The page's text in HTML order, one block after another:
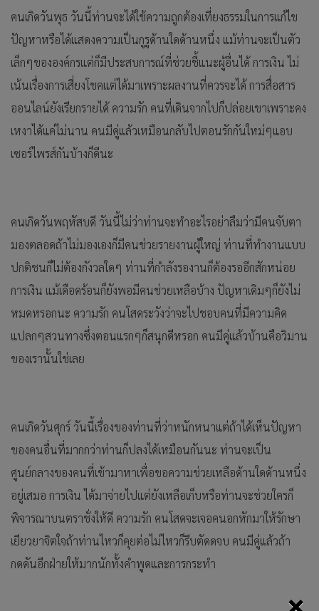
คนเกิดวันพุธ วันนี้ท่านจะได้ใช้ความถูกต้องเที่ยงธรรมในการแก้ไข
ปัญหาหรือได้แสดงความเป็นกูรูด้านใดด้านหนึ่ง แม้ท่านจะเป็นตัว
เล็กๆขององค์กรแต่ก็มีประสบการณ์ที่ช่วยชี้แนะผู้อื่นได้ การเงิน ไม่
เน้นเรื่องการเสี่ยงโชคแต่ได้มาเพราะผลงานที่ควรจะได้ การสื่อสาร
ออนไลน์ยังเรียกรายได้ ความรัก คนที่เดินจากไปก็ปล่อยเขาเพราะคง
เหงาได้แค่ไม่นาน คนมีคู่แล้วเหมือนกลับไปตอนรักกันใหม่ๆแอบ
เซอร์ไพรส์กันบ้างก็ดีนะ
คนเกิดวันพฤหัสบดี วันนี้ไม่ว่าท่านจะทำอะไรอย่าลืมว่ามีคนจับตา
มองตลอดถ้าไม่มองเองก็มีคนช่วยรายงานผู้ใหญ่ ท่านที่ทำงานแบบ
ปกติชนก็ไม่ต้องกังวลใดๆ ท่านที่กำลังรองานก็ต้องรออีกสักหน่อย
การเงิน แม้เดือดร้อนก็ยังพอมีคนช่วยเหลือบ้าง ปัญหาเดิมๆก็ยังไม่
หมดหรอกนะ ความรัก คนโสดระวังว่าจะไปชอบคนที่มีความคิด
แปลกๆสวนทางซึ่งตอนแรกๆก็สนุกดีหรอก คนมีคู่แล้วบ้านคือวิมาน
ของเรานั้นใช่เลย
คนเกิดวันศุกร์ วันนี้เรื่องของท่านที่ว่าหนักหนาแต่ถ้าได้เห็นปัญหา
ของคนอื่นที่มากกว่าท่านก็ปลงได้เหมือนกันนะ ท่านจะเป็น
ศูนย์กลางของคนที่เข้ามาหาเพื่อขอความช่วยเหลือด้านใดด้านหนึ่ง
อยู่เสมอ การเงิน ได้มาจ่ายไปแต่ยังเหลือเก็บหรือท่านจะช่วยใครก็
พิจารณาบนตราชั่งให้ดี ความรัก คนโสดจะเจอคนอกหักมาให้รักษา
เยียวยาจิตใจถ้าท่านไหวก็คุยต่อไม่ไหวก็รีบตัดดจบ คนมีคู่แล้วถ้า
กดดันอีกฝ่ายให้มากนักทั้งคำพูดและการกระทำ